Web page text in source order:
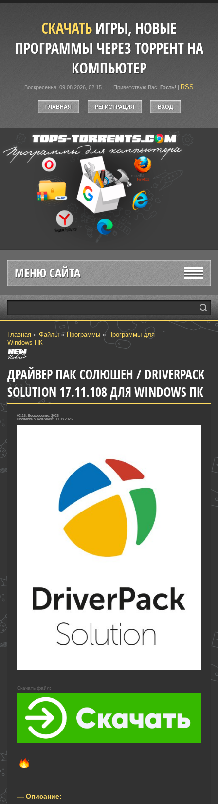
СКАЧАТЬИГРЫ, НОВЫЕ
ПРОГРАММЫ ЧЕРЕЗ ТОРРЕНТ НА
КОМПЬЮТЕР
Воскресенье, 09.08.2026, 02:15 Приветствую Вас Гость! | RSS
ГЛАВНАЯ РЕГИСТРАЦИЯ ВХОД
МЕНЮ САЙТА
Главная » Файлы»Программы » Программы для
Windows ПК
ДРАЙВЕР ПАК СОЛЮШЕН / DRIVERPACK
SOLUTION 17.11.108 ДЛЯ WINDOWS ПК
02:15, Воскресенье, 2026
Проверка обновлений: 09.08.2026
Скачать файл:
— Описание: